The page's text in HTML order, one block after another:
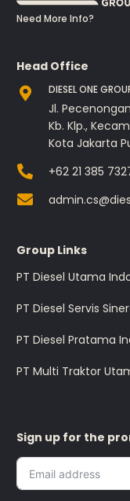
Need More Info?
Head Office
DIESEL ONE
Jl. Pecenongan
Kb. Klp.,
Kota Jakarta
+62 21 385
Group Links
PT Diesel Utama
PT Diesel Servis
PT Diesel Pratama
PT Multi Traktor
Sign up for the